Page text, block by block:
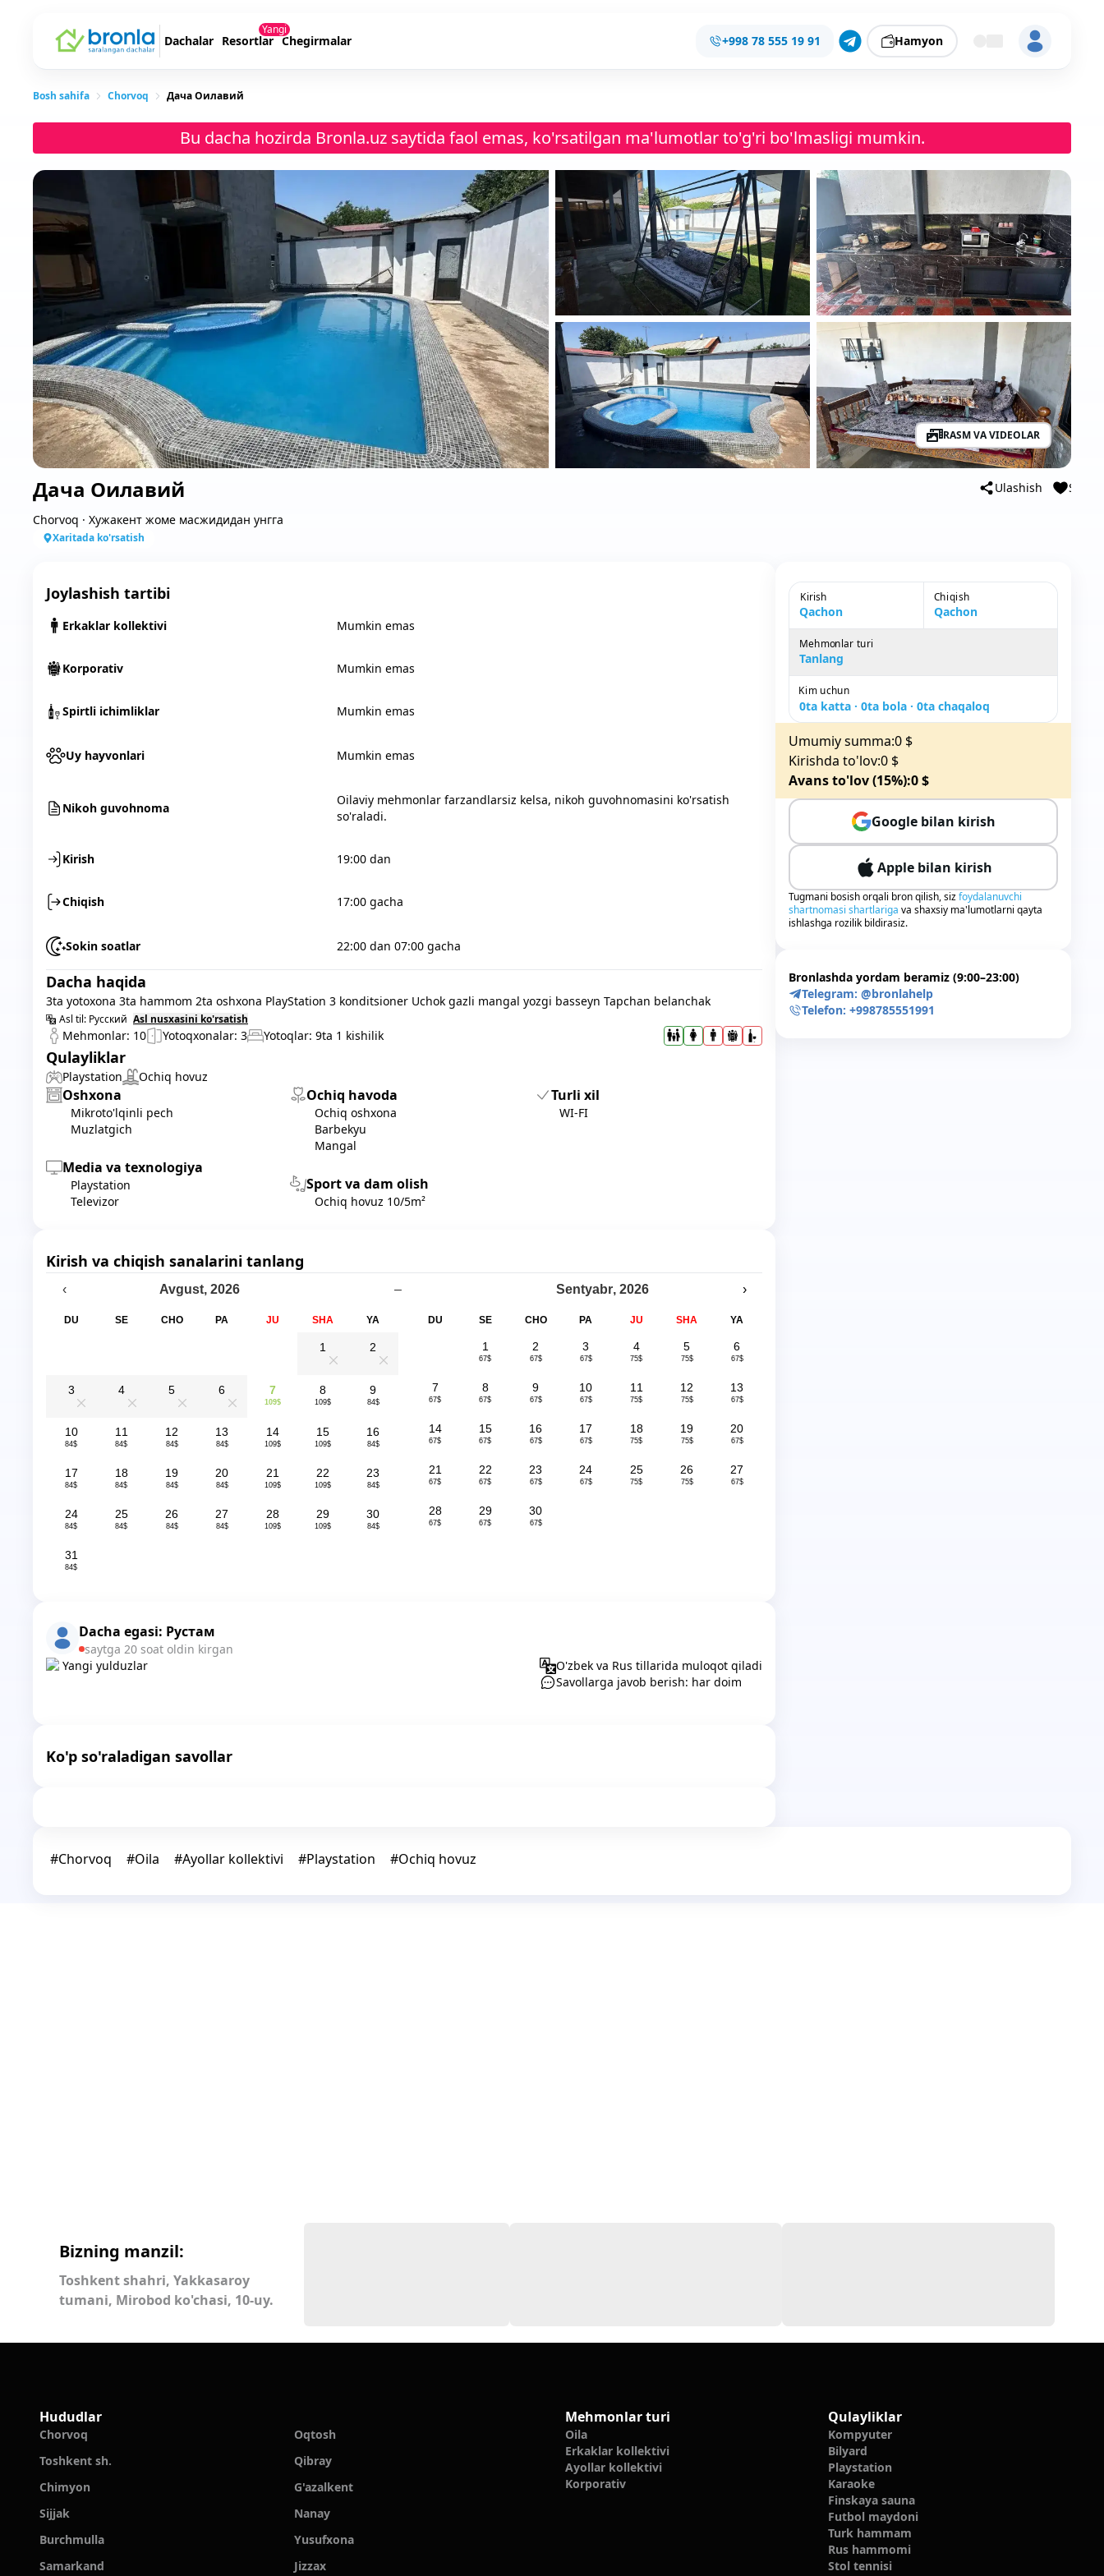
Dachalar Resortlar
Yangi
Chegirmalar +998 78 555 19 91 Hamyon
Bosh sahifa Chorvoq Дача Оилавий
Bu dacha hozirda Bronla.uz saytida faol emas, ko'rsatilgan ma'lumotlar to'g'ri bo'lmasligi mumkin.
RASM VA VIDEOLAR
Дача Оилавий Ulashish
Chorvoq · Хужакент жоме масжидидан унгга
Xaritada ko'rsatish
Joylashish tartibi
Erkaklar kollektivi Mumkin emas
Korporativ Mumkin emas
Spirtli ichimliklar Mumkin emas
Uy hayvonlari Mumkin emas
Nikoh guvohnoma
Oilaviy mehmonlar farzandlarsiz kelsa, nikoh guvohnomasini ko'rsatish
so'raladi.
Kirish 19:00 dan
Chiqish 17:00 gacha
Sokin soatlar 22:00 dan 07:00 gacha
Dacha haqida
3ta yotoxona 3ta hammom 2ta oshxona PlayStation 3 konditsioner Uchok gazli mangal yozgi basseyn Tapchan belanchak
Asl til: Русский Asl nusxasini ko'rsatish
Mehmonlar: 10 Yotoqxonalar: 3 Yotoqlar: 9ta 1 kishilik
Qulayliklar
Playstation Ochiq hovuz
Oshxona
Mikroto'lqinli pech
Muzlatgich
Media va texnologiya
Playstation
Televizor
Ochiq havoda
Ochiq oshxona
Barbekyu
Mangal
Sport va dam olish
Ochiq hovuz 10/5m²
Turli xil
WI-FI
Kirish va chiqish sanalarini tanlang
‹ Avgust, 2026 – Sentyabr, 2026 ›
DU SE CHO PA JU SHA YA
1 2
3 4 5 6 7
109$
8
109$
9
84$
10
84$
11
84$
12
84$
13
84$
14
109$
15
109$
16
84$
17
84$
18
84$
19
84$
20
84$
21
109$
22
109$
23
84$
24
84$
25
84$
26
84$
27
84$
28
109$
29
109$
30
84$
31
84$
DU SE CHO PA JU SHA YA
1
67$
2
67$
3
67$
4
75$
5
75$
6
67$
7
67$
8
67$
9
67$
10
67$
11
75$
12
75$
13
67$
14
67$
15
67$
16
67$
17
67$
18
75$
19
75$
20
67$
21
67$
22
67$
23
67$
24
67$
25
75$
26
75$
27
67$
28
67$
29
67$
30
67$
Dacha egasi: Рустам
saytga 20 soat oldin kirgan
Yangi yulduzlar
O'zbek va Rus tillarida muloqot qiladi
Savollarga javob berish: har doim
Ko'p so'raladigan savollar
Kirish
Qachon
Chiqish
Qachon
Mehmonlar turi
Mehmonlar turi
Tanlang
Kim uchun
0ta katta · 0ta bola · 0ta chaqaloq
Umumiy summa:0 $
Kirishda to'lov:0 $
Avans to'lov (15%):0$
Google bilan kirish
Apple bilan kirish
Tugmani bosish orqali bron qilish, sizfoydalanuvchi
shartnomasi shartlariga va shaxsiy ma'lumotlarni qayta
ishlashga rozilik bildirasiz.
Bronlashda yordam beramiz (9:00–23:00)
Telegram: @bronlahelp
Telefon: +998785551991
#Chorvoq #Oila #Ayollar kollektivi #Playstation #Ochiq hovuz
Bizning manzil:
Toshkent shahri, Yakkasaroy
tumani, Mirobod ko'chasi, 10-uy.
Hududlar
Chorvoq
Oqtosh
Toshkent sh.
Qibray
Chimyon
G'azalkent
Sijjak
Nanay
Burchmulla
Yusufxona
Samarkand
Jizzax
Mehmonlar turi
Oila
Erkaklar kollektivi
Ayollar kollektivi
Korporativ
Qulayliklar
Kompyuter
Bilyard
Playstation
Karaoke
Finskaya sauna
Futbol maydoni
Turk hammam
Rus hammomi
Stol tennisi